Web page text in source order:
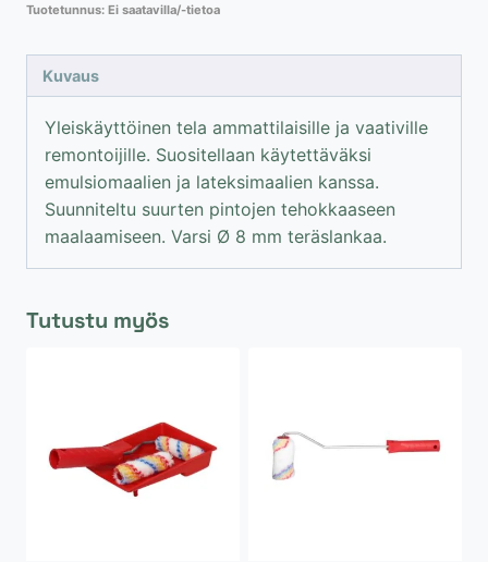
määrä
Tuotetunnus: Ei saatavilla/-tietoa
Kuvaus
Yleiskäyttöinen tela ammattilaisille ja vaativille
remontoijille. Suositellaan käytettäväksi
emulsiomaalien ja lateksimaalien kanssa.
Suunniteltu suurten pintojen tehokkaaseen
maalaamiseen. Varsi Ø 8 mm teräslankaa.
Tutustu myös